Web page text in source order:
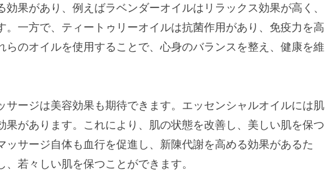
効果があり、例えばラベンダーオイルはリラックス効果が高く、
。一方で、ティートゥリーオイルは抗菌作用があり、免疫力を高
らのオイルを使用することで、心身のバランスを整え、健康を維
サージは美容効果も期待できます。エッセンシャルオイルには肌
果があります。これにより、肌の状態を改善し、美しい肌を保つ
ッサージ自体も血行を促進し、新陳代謝を高める効果があるた
若々しい肌を保つことができます。